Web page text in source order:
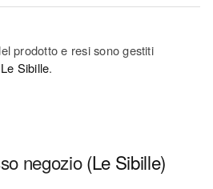
prodotto e resi sono gestiti
Le Sibille.
negozio(Le Sibille)